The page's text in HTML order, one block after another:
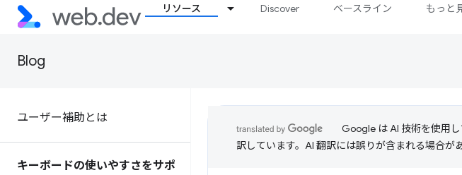
リソース Discover ベースライン もっと
Blog
ユーザー補助とは
キーボードの使いやすさをサポ
Google は AI 技術を使用
訳しています。AI 翻訳には誤りが含まれる場合があ